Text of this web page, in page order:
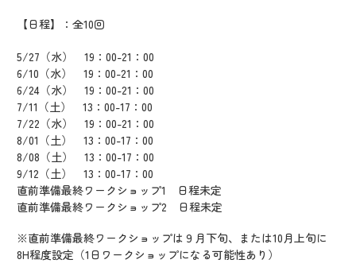
【日程】：全10回
5/27（水） 19：00-21：00
6/10（水） 19：00-21：00
6/24（水） 19：00-21：00
7/11（土） 13：00-17：00
7/22（水） 19：00-21：00
8/01（土） 13：00-17：00
8/08（土） 13：00-17：00
9/12（土） 13：00-17：00
直前準備最終ワークショップ1 日程未定
直前準備最終ワークショップ2 日程未定
※直前準備最終ワークショップは９月下旬、または10月上旬に
8H程度設定（1日ワークショップになる可能性あり）